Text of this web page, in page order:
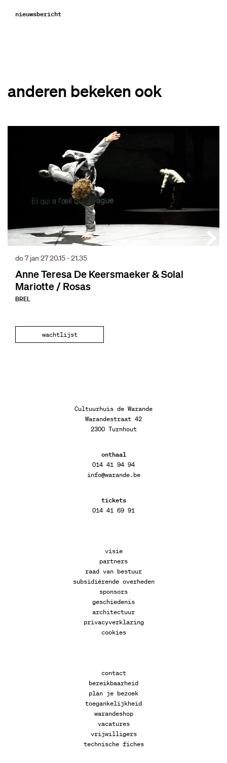
nieuwsbericht
anderen bekeken ook
Anne Teresa De Keersmaeker & Solal
Mariotte / Rosas
BREL
do 7 jan 2720.15 - 21.35
wachtlijst
Cultuurhuis de Warande
Warandestraat 42
2300 Turnhout
onthaal
014 41 94 94
info@warande.be
tickets
014 41 69 91
visie
partners
raad van bestuur
subsidiërende overheden
sponsors
geschiedenis
architectuur
privacyverklaring
cookies
contact
bereikbaarheid
plan je bezoek
toegankelijkheid
warandeshop
vacatures
vrijwilligers
technische fiches